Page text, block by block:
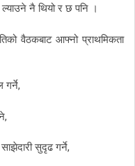
ल्याउने नै थियो र छ पनि ।
वैठकबाट आफ्नो प्राथमिकता
गर्ने,
,
साझेदारी सुदृढ गर्ने,